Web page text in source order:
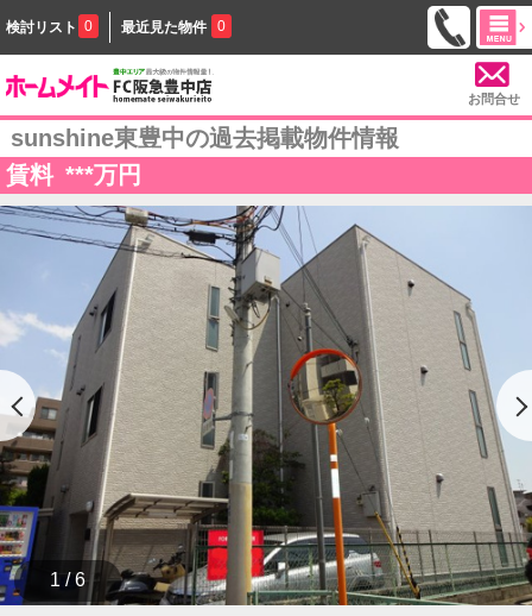
検討リスト 0 最近見た物件 0
お問合せ
sunshine東豊中の過去掲載物件情報
賃料 ***万円
1 / 6